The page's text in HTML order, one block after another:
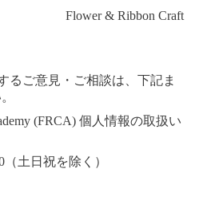
Flower & Ribbon Craft
るご意見・ご相談は、下記ま
(FRCA) 個人情報の取扱い
土日祝を除く）